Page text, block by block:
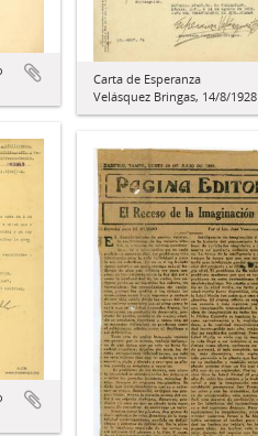
Carta de Esperanza
Velásquez Bringas, 14/8/1928